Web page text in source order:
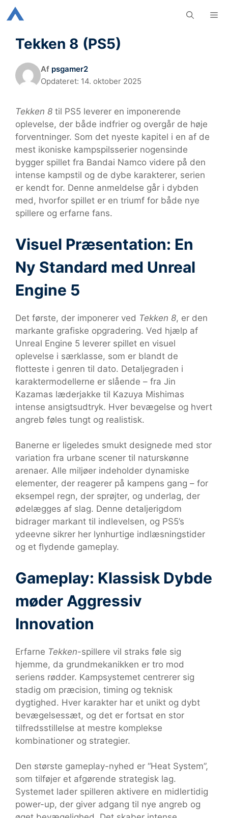
Hop
Tekken 8 (PS5)
Af psgamer2
Opdateret: 14. oktober 2025
Tekken 8 til PS5 leverer en imponerende
oplevelse, der både indfrier og overgår de høje
forventninger. Som det nyeste kapitel i en af de
mest ikoniske kampspilsserier nogensinde
bygger spillet fra Bandai Namco videre på den
intense kampstil og de dybe karakterer, serien
er kendt for. Denne anmeldelse går i dybden
med, hvorfor spillet er en triumf for både nye
spillere og erfarne fans.
Visuel Præsentation: En
Ny Standard med Unreal
Engine 5
Det første, der imponerer ved Tekken 8, er den
markante grafiske opgradering. Ved hjælp af
Unreal Engine 5 leverer spillet en visuel
oplevelse i særklasse, som er blandt de
flotteste i genren til dato. Detaljegraden i
karaktermodellerne er slående – fra Jin
Kazamas læderjakke til Kazuya Mishimas
intense ansigtsudtryk. Hver bevægelse og hvert
angreb føles tungt og realistisk.
Banerne er ligeledes smukt designede med stor
variation fra urbane scener til naturskønne
arenaer. Alle miljøer indeholder dynamiske
elementer, der reagerer på kampens gang – for
eksempel regn, der sprøjter, og underlag, der
ødelægges af slag. Denne detaljerigdom
bidrager markant til indlevelsen, og PS5’s
ydeevne sikrer her lynhurtige indlæsningstider
og et flydende gameplay.
Gameplay: Klassisk Dybde
møder Aggressiv
Innovation
Erfarne Tekken-spillere vil straks føle sig
hjemme, da grundmekanikken er tro mod
seriens rødder. Kampsystemet centrerer sig
stadig om præcision, timing og teknisk
dygtighed. Hver karakter har et unikt og dybt
bevægelsessæt, og det er fortsat en stor
tilfredsstillelse at mestre komplekse
kombinationer og strategier.
Den største gameplay-nyhed er “Heat System”,
som tilføjer et afgørende strategisk lag.
Systemet lader spilleren aktivere en midlertidig
power-up, der giver adgang til nye angreb og